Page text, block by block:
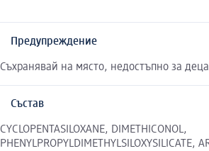
Предупреждение
Съхранявай на място, недостъпно за
Състав
CYCLOPENTASILOXANE, DIMETHICONOL,
PHENYLPROPYLDIMETHYLSILOXYSILICATE,